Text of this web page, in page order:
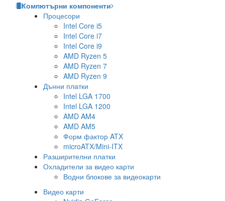
Компютърни компоненти
Процесори
Intel Core i5
Intel Core i7
Intel Core i9
AMD Ryzen 5
AMD Ryzen 7
AMD Ryzen 9
Дънни платки
Intel LGA 1700
Intel LGA 1200
AMD AM4
AMD AM5
Форм фактор ATX
microATX/Mini-ITX
Разширителни платки
Охладители за видео карти
Водни блокове за видеокарти
Видео карти